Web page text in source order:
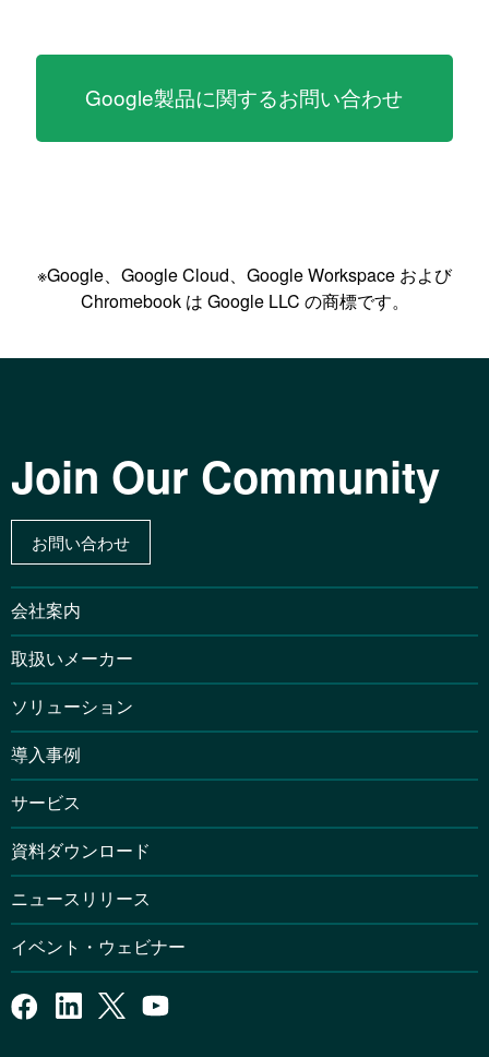
Google製品に関するお問い合わせ
※Google、Google Cloud、Google Workspace および
Chromebook は Google LLC の商標です。
Join Our Community
お問い合わせ
会社案内
取扱いメーカー
ソリューション
導入事例
サービス
資料ダウンロード
ニュースリリース
イベント・ウェビナー